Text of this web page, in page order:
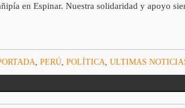
en Espinar. Nuestra solidaridad y apoyo
PERÚ, POLÍTICA ULTIMAS